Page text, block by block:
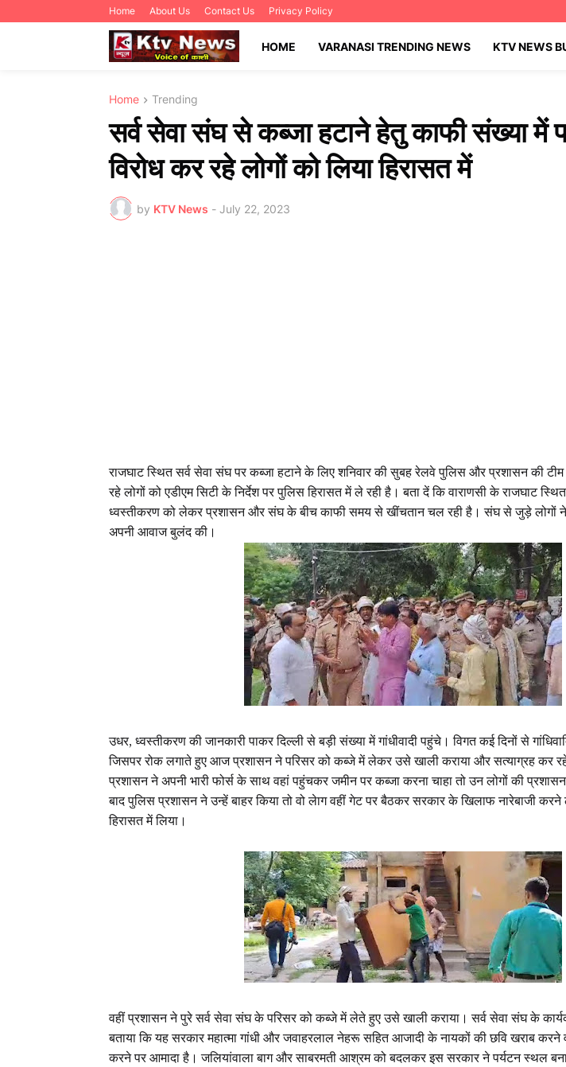
Home About Us Contact Us Privacy Policy
HOME VARANASI TRENDING NEWS KTV NEWS
Home Trending
सर्व सेवा संघ से कब्जा हटाने हेतु काफी संख्या में
विरोध कर रहे लोगों को लिया हिरासत में
by KTV News - July 22, 2023
राजघाट स्थित सर्व सेवा संघ पर कब्जा हटाने के लिए शनिवार की सुबह रेलवे पुलिस और प्रशासन की टीम
रहे लोगों को एडीएम सिटी के निर्देश पर पुलिस हिरासत में ले रही है। बता दें कि वाराणसी के राजघाट
ध्वस्तीकरण को लेकर प्रशासन और संघ के बीच काफी समय से खींचतान चल रही है। संघ से जुड़े लोगों ने
अपनी आवाज बुलंद की।
उधर, ध्वस्तीकरण की जानकारी पाकर दिल्ली से बड़ी संख्या में गांधीवादी पहुंचे। विगत कई दिनों से
जिसपर रोक लगाते हुए आज प्रशासन ने परिसर को कब्जे में लेकर उसे खाली कराया और सत्याग्रह कर रहें
प्रशासन ने अपनी भारी फोर्स के साथ वहां पहुंचकर जमीन पर कब्जा करना चाहा तो उन लोगों की
बाद पुलिस प्रशासन ने उन्हें बाहर किया तो वो लेाग वहीं गेट पर बैठकर सरकार के खिलाफ नारेबाजी
हिरासत में लिया।
वहीं प्रशासन ने पुरे सर्व सेवा संघ के परिसर को कब्जे में लेते हुए उसे खाली कराया। सर्व सेवा संघ के
बताया कि यह सरकार महात्मा गांधी और जवाहरलाल नेहरू सहित आजादी के नायकों की छवि खराब करने व
करने पर आमादा है। जलियांवाला बाग और साबरमती आश्रम को बदलकर इस सरकार ने पर्यटन स्थल बना